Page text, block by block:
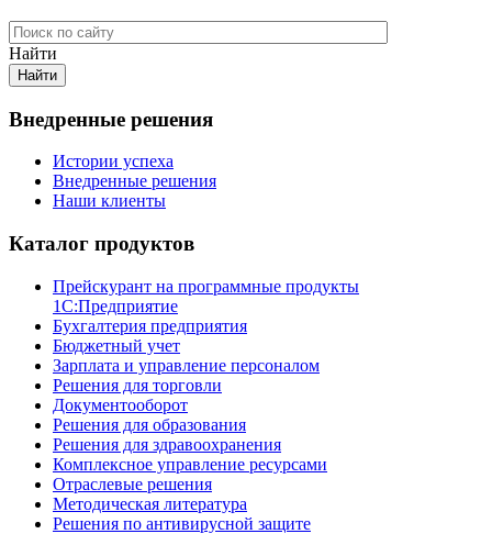
Найти
Внедренные решения
Истории успеха
Внедренные решения
Наши клиенты
Каталог продуктов
Прейскурант на программные продукты
1С:Предприятие
Бухгалтерия предприятия
Бюджетный учет
Зарплата и управление персоналом
Решения для торговли
Документооборот
Решения для образования
Решения для здравоохранения
Комплексное управление ресурсами
Отраслевые решения
Методическая литература
Решения по антивирусной защите